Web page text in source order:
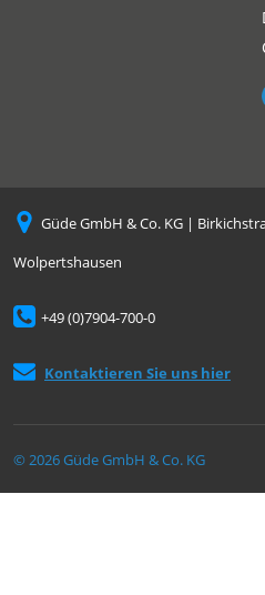
Güde GmbH & Co. KG |
Wolpertshausen
+49 (0)7904-700-0
Kontaktieren Sie uns hier
© 2026 Güde GmbH & Co. KG